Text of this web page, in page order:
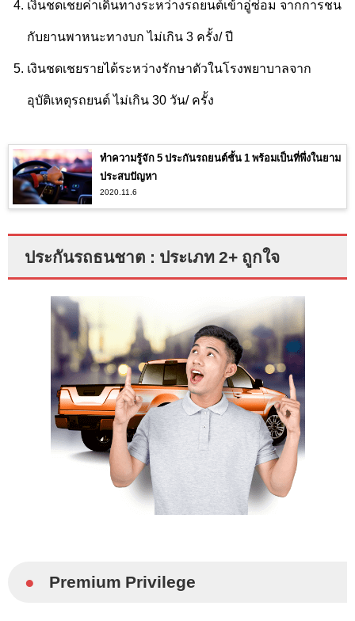
เงินชดเชยค่าเดินทางระหว่างรถยนต์เข้าอู่ซ่อม จากการชน
กับยานพาหนะทางบก ไม่เกิน 3 ครั้ง/ ปี
เงินชดเชยรายได้ระหว่างรักษาตัวในโรงพยาบาลจาก
อุบัติเหตุรถยนต์ไม่เกิน 30 วัน/ ครั้ง
ทำความรู้จัก 5 ประกันรถยนต์ชั้น 1 พร้อมเป็นที่พึ่งในยาม
ประสบปัญหา
2020.11.6
ประกันรถธนชาต : ประเภท 2+ ถูกใจ
● Premium Privilege